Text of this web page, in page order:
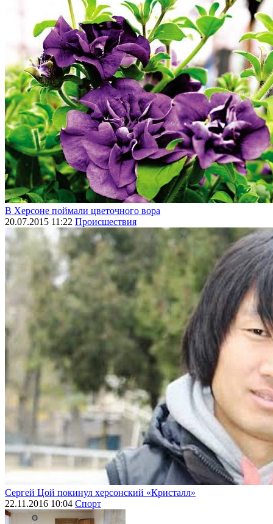
В Херсоне поймали цветочного вора
20.07.2015 11:22 Происшествия
Сергей Цой покинул херсонский «Кристалл»
22.11.2016 10:04 Спорт